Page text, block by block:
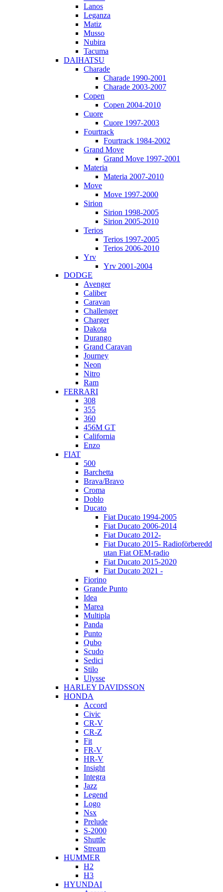
Lanos
Leganza
Matiz
Musso
Nubira
Tacuma
DAIHATSU
Charade
Charade 1990-2001
Charade 2003-2007
Copen
Copen 2004-2010
Cuore
Cuore 1997-2003
Fourtrack
Fourtrack 1984-2002
Grand Move
Grand Move 1997-2001
Materia
Materia 2007-2010
Move
Move 1997-2000
Sirion
Sirion 1998-2005
Sirion 2005-2010
Terios
Terios 1997-2005
Terios 2006-2010
Yrv
Yrv 2001-2004
DODGE
Avenger
Caliber
Caravan
Challenger
Charger
Dakota
Durango
Grand Caravan
Journey
Neon
Nitro
Ram
FERRARI
308
355
360
456M GT
California
Enzo
FIAT
500
Barchetta
Brava/Bravo
Croma
Doblo
Ducato
Fiat Ducato 1994-2005
Fiat Ducato 2006-2014
Fiat Ducato 2012-
Fiat Ducato 2015- Radioförberedd
utan Fiat OEM-radio
Fiat Ducato 2015-2020
Fiat Ducato 2021 -
Fiorino
Grande Punto
Idea
Marea
Multipla
Panda
Punto
Qubo
Scudo
Sedici
Stilo
Ulysse
HARLEY DAVIDSSON
HONDA
Accord
Civic
CR-V
CR-Z
Fit
FR-V
HR-V
Insight
Integra
Jazz
Legend
Logo
Nsx
Prelude
S-2000
Shuttle
Stream
HUMMER
H2
H3
HYUNDAI